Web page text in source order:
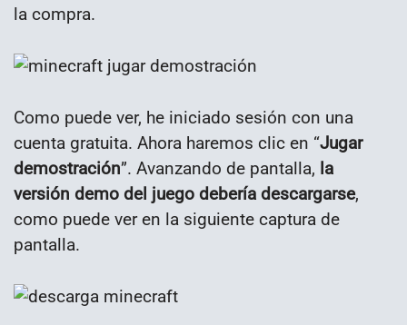
la compra.
Como puede ver, he iniciado sesión con una
cuenta gratuita. Ahora haremos clic en “Jugar
demostración”. Avanzando de pantalla, la
versión demo del juego debería descargarse,
como puede ver en la siguiente captura de
pantalla.